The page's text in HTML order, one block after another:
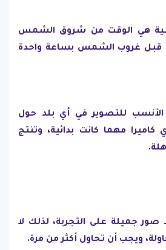
هي الوقت من شروق الشمس
قبل غروب الشمس بساعة واحدة
الأنسب للتصوير في أي بلد حول
كاميرا مهما كانت بدائية، وتنتج
صور جميلة على التجربة، لذلك لا
ويجب أن تحاول أكثر من مرة.